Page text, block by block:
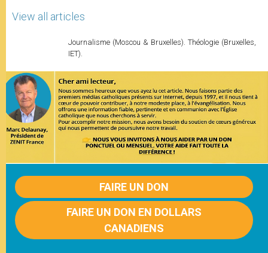
View all articles
Journalisme (Moscou & Bruxelles). Théologie (Bruxelles,
IET).
FAIRE UN DON
FAIRE UN DON EN DOLLARS
CANADIENS